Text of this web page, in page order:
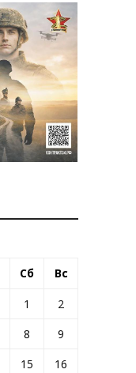
Сб Вс
1
2
8
9
15
16